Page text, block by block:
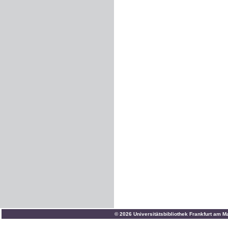
© 2026 Universitätsbibliothek Frankfurt am